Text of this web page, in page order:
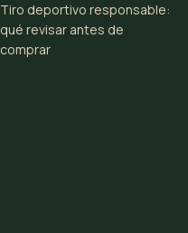
Tiro deportivo responsable:
qué revisar antes de
comprar